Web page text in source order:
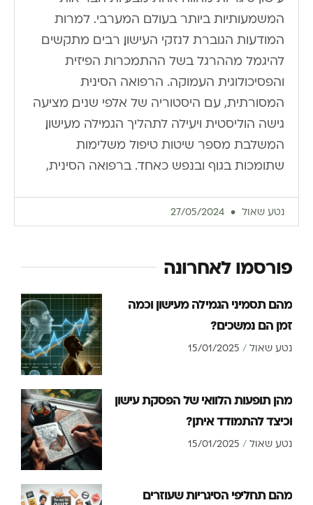
המשמעותיות ביותר בעולם המערבי. למרות
המודעות הגוברת לנזקי העישון, רבים מתקשים
להיגמל מההרגל בשל ההתמכרות הפיזית
והפסיכולוגית העמוקה. הרפואה הסינית
המסורתית, עם היסטוריה של אלפי שנים, מציעה
גישה הוליסטית ויעילה לתהליך הגמילה מעישון,
המשלבת מספר שיטות טיפול משלימות
שתומכות בגוף ובנפש כאחד. ברפואה הסינית,
נטע שאול
פורסמו לאחרונה
מהם תסמיני הגמילה מעישון וכמה
זמן הם נמשכים?
נטע שאול
מהן תופעות הלוואי של הפסקת עישון
וכיצד להתמודד איתן?
נטע שאול
מהם תחליפי הסיגריות שעוזרים